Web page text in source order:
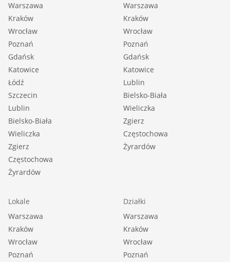
Warszawa
Kraków
Wrocław
Poznań
Gdańsk
Katowice
Łódź
Szczecin
Lublin
Bielsko-Biała
Wieliczka
Zgierz
Częstochowa
Żyrardów
Warszawa
Kraków
Wrocław
Poznań
Gdańsk
Katowice
Lublin
Bielsko-Biała
Wieliczka
Zgierz
Częstochowa
Żyrardów
Lokale
Warszawa
Kraków
Wrocław
Poznań
Działki
Warszawa
Kraków
Wrocław
Poznań